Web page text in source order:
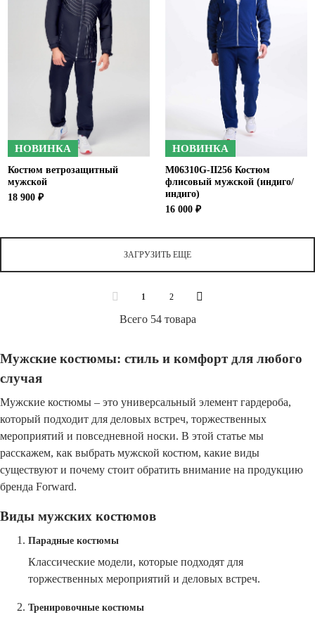
НОВИНКА
Костюм ветрозащитный
мужской
18 900 ₽
НОВИНКА
M06310G-II256 Костюм
флисовый мужской (индиго/
индиго)
16 000 ₽
ЗАГРУЗИТЬ ЕЩЕ
1 2
Всего 54 товара
Мужские костюмы: стиль и комфорт для любого
случая
Мужские костюмы – это универсальный элемент гардероба,
который подходит для деловых встреч, торжественных
мероприятий и повседневной носки. В этой статье мы
расскажем, как выбрать мужской костюм, какие виды
существуют и почему стоит обратить внимание на продукцию
бренда Forward.
Виды мужских костюмов
Парадные костюмы
Классические модели, которые подходят для
торжественных мероприятий и деловых встреч.
Тренировочные костюмы